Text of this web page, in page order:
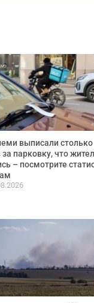
выписали столько
парковку, что
– посмотрите